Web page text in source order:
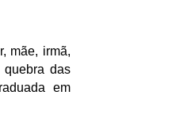
mãe, irmã,
quebra das
em